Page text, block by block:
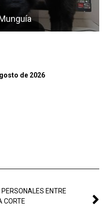
de 2026
ENTRE
CORTE